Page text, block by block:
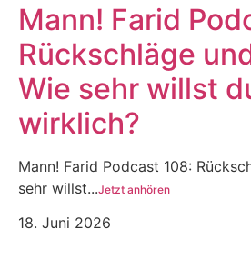
Mann! Farid
Rückschläge
Wie sehr willst
wirklich?
Mann! Farid Podcast 108:
sehr willst...Jetzt anhören
18. Juni 2026